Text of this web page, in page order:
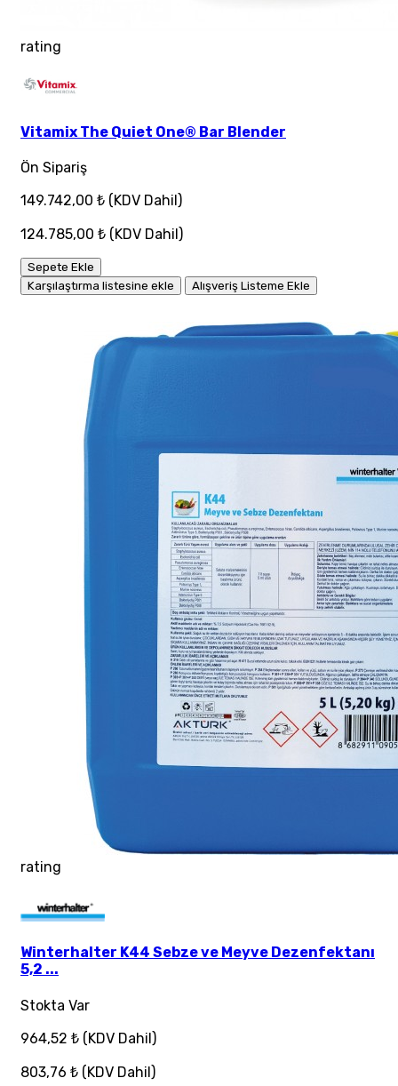
rating
Vitamix The Quiet One® Bar Blender
Ön Sipariş
149.742,00 ₺ (KDV Dahil)
124.785,00 ₺ (KDV Dahil)
Sepete Ekle
Karşılaştırma listesine ekle
Alışveriş Listeme Ekle
rating
Winterhalter K44 Sebze ve Meyve Dezenfektanı
5,2 ...
Stokta Var
964,52 ₺ (KDV Dahil)
803,76 ₺ (KDV Dahil)